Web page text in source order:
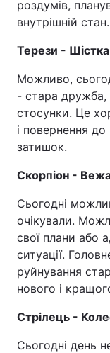
роздумів,
внутрішній стан.
Терези - Шістка
Можливо,
- стара дружба,
стосунки. Це
і повернення
затишок.
Скорпіон -
Сьогодні
очікували.
свої плани або
ситуації.
руйнування
нового і
Стрілець -
Сьогодні день